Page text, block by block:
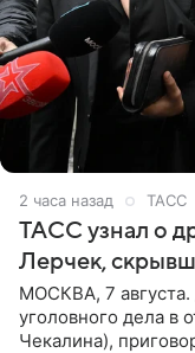
2 часа назад ТАСС
ТАСС узнал о
Лерчек,
МОСКВА, 7
уголовного дела в
Чекалина),